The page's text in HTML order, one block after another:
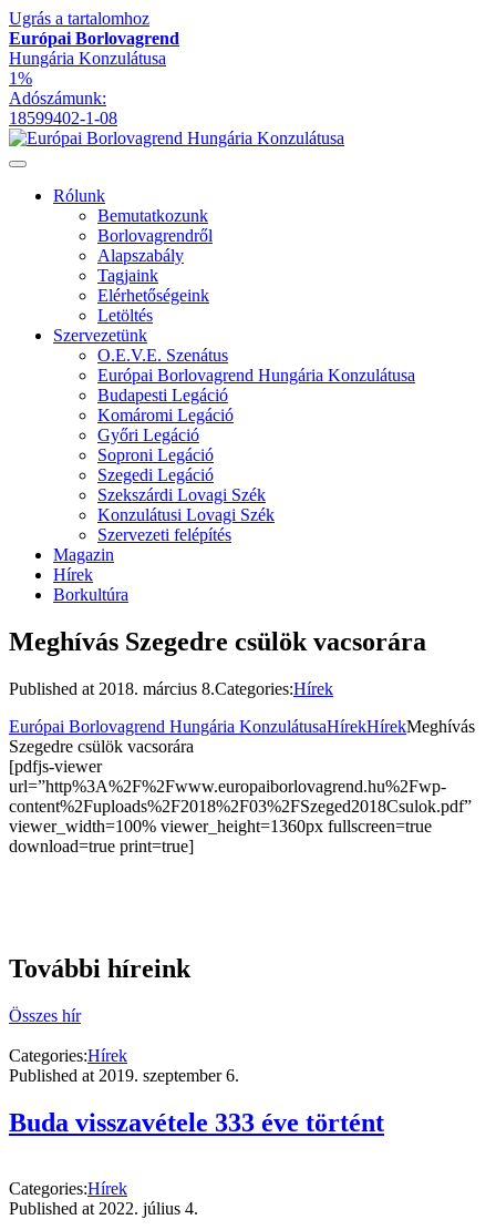
Ugrás a tartalomhoz
Európai Borlovagrend
Hungária Konzulátusa
1%
Adószámunk:
18599402-1-08
Rólunk
Bemutatkozunk
Borlovagrendről
Alapszabály
Tagjaink
Elérhetőségeink
Letöltés
Szervezetünk
O.E.V.E. Szenátus
Európai Borlovagrend Hungária Konzulátusa
Budapesti Legáció
Komáromi Legáció
Győri Legáció
Soproni Legáció
Szegedi Legáció
Szekszárdi Lovagi Szék
Konzulátusi Lovagi Szék
Szervezeti felépítés
Magazin
Hírek
Borkultúra
Meghívás Szegedre csülök vacsorára
Published at 2018. március 8.Categories:Hírek
Európai Borlovagrend Hungária KonzulátusaHírekHírekMeghívás
Szegedre csülök vacsorára
[pdfjs-viewer
url=”http%3A%2F%2Fwww.europaiborlovagrend.hu%2Fwp-
content%2Fuploads%2F2018%2F03%2FSzeged2018Csulok.pdf”
viewer_width=100% viewer_height=1360px fullscreen=true
download=true print=true]
További híreink
Összes hír
Categories:Hírek
Published at 2019. szeptember 6.
Buda visszavétele 333 éve történt
Categories:Hírek
Published at 2022. július 4.